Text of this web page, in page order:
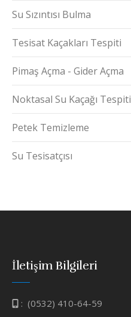
Su Sızıntısı Bulma
Tesisat Kaçakları Tespiti
Pimaş Açma - Gider Açma
Noktasal Su Kaçağı Tespiti
Petek Temizleme
Su Tesisatçısı
İletişim Bilgileri
: (0532) 410-64-59